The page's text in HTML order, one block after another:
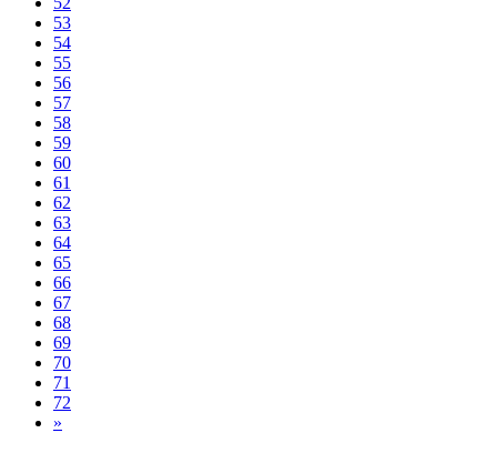
53
54
55
56
57
58
59
60
61
62
63
64
65
66
67
68
69
70
71
72
»